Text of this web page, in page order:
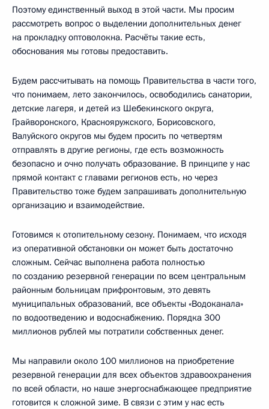
Поэтому единственный выход в этой части. Мы просим
рассмотреть вопрос о выделении дополнительных денег
на прокладку оптоволокна. Расчёты такие есть,
обоснования мы готовы предоставить.
Будем рассчитывать на помощь Правительства в части того,
что понимаем, лето закончилось, освободились санатории,
детские лагеря, и детей из Шебекинского округа,
Грайворонского, Краснояружского, Борисовского,
Валуйского округов мы будем просить по четвертям
отправлять в другие регионы, где есть возможность
безопасно и очно получать образование. В принципе у нас
прямой контакт с главами регионов есть, но через
Правительство тоже будем запрашивать дополнительную
организацию и взаимодействие.
Готовимся к отопительному сезону. Понимаем, что исходя
из оперативной обстановки он может быть достаточно
сложным. Сейчас выполнена работа полностью
по созданию резервной генерации по всем центральным
районным больницам прифронтовым, это девять
муниципальных образований, все объекты «Водоканала»
по водоотведению и водоснабжению. Порядка 300
миллионов рублей мы потратили собственных денег.
Мы направили около 100 миллионов на приобретение
резервной генерации для всех объектов здравоохранения
по всей области, но наше энергоснабжающее предприятие
готовится к сложной зиме. В связи с этим у нас есть